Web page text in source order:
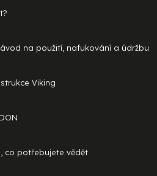
na použití, nafukování a údržbu
Viking
co potřebujete vědět